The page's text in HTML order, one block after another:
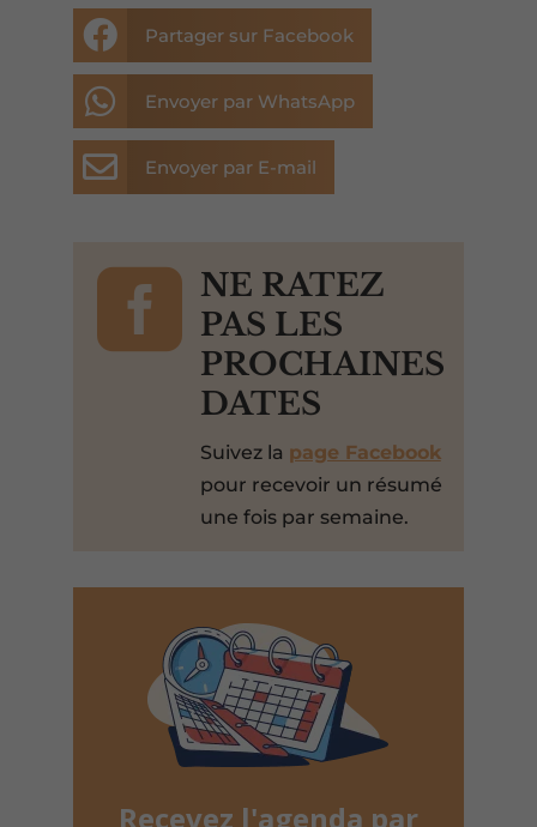
 Partager sur Facebook
 Envoyer par WhatsApp
 Envoyer par E-mail

NE RATEZ
PAS LES
PROCHAINES
DATES
Suivez la page Facebook
pour recevoir un résumé
une fois par semaine.
Recevez l'agenda par